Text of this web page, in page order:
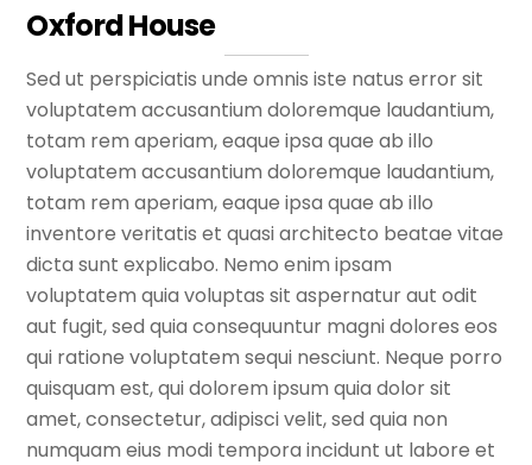
Oxford House
Sed ut perspiciatis unde omnis iste natus error sit
voluptatem accusantium doloremque laudantium,
totam rem aperiam, eaque ipsa quae ab illo
voluptatem accusantium doloremque laudantium,
totam rem aperiam, eaque ipsa quae ab illo
inventore veritatis et quasi architecto beatae vitae
dicta sunt explicabo. Nemo enim ipsam
voluptatem quia voluptas sit aspernatur aut odit
aut fugit, sed quia consequuntur magni dolores eos
qui ratione voluptatem sequi nesciunt. Neque porro
quisquam est, qui dolorem ipsum quia dolor sit
amet, consectetur, adipisci velit, sed quia non
numquam eius modi tempora incidunt ut labore et